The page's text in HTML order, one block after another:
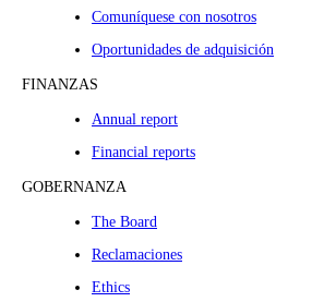
Comuníquese con nosotros
Oportunidades de adquisición​​​​‌ ‍ ​‍​‍‌‍ ‌ ​‍‌‍‍‌‌‍‌ ‌‍‍‌‌‍ ‍​‍​‍​ ‍‍​‍​‍‌ ​ ‌‍​‌‌‍ ‍‌‍‍‌‌ ‌​‌ ‍‌​‍ ‍‌‍‍‌‌‍ ​‍​‍​‍ ​​‍​‍‌‍‍​‌ ​‍‌‍‌‌‌‍‌‍​‍​‍​ ‍‍​‍​‍‌‍‍​‌ ‌​‌ ‌​‌ ​​‌ ​ ​ ‍‍​‍ ​‍ ‌ ​ ‌‍​‌‌‍ ‍‌‍‍‌‌ ‌​‌ ‍‌​‍ ‍‌‍​ ‌‍ ‌‍ ‍‌ ​ ‌‍‌‌‌ ​‍‌ ‌‍‌‍​‌‌ ‌​‌‍‍‌‌‍ ‌‍ ‍​‍ ‍‌‍ ‌ ​‍‌‍‌ ​‍ ‌‍ ‌‌‍​‌‌‍‍‌‌‍ ‍​‍ ‌‍‍‌‌‍ ‍‌ ‌​‌‍‌‌‌‍ ‍‌ ‌​​‍ ‌‍‌‌‌‍‌​‌‍‍‌‌ ‌​​‍ ‌‍ ‌‌‍ ‌‍‌​‌‍‌‌​ ‌‌ ​​‌ ​‍‌‍‌‌‌ ​ ‌‍‌‌‌‍ ‍‌ ‌​‌‍​‌‌ ‌​‌‍‍‌‌‍ ‌‍ ‍​ ‍ ‌‍‍‌‌‍‌​​ ‌​ ​‍​ ​‍​ ‌ ​ ‍​‌‍​‍​ ‍​​ ‌​‌‍​‍​‍ ‌‌‍‌‌​ ​‌​ ​ ​ ​​​‍ ‌​ ‌​​ ‌‍​ ‌‌‌‍‌‌​‍ ‌​ ‍‌​ ‌‍​ ‌​‌‍​ ​‍ ‌​ ‍​​ ‍​​ ‌ ​ ​​​ ‌​‌‍​ ​ ​‍‌‍​ ‌‍​‌‌‍‌‌​ ​ ‌‍​‌​ ‍ ‌ ‌​‌ ‍‌‌ ​​‌‍‌‌​ ‌‌‍‌​‌‍ ‌‍​ ‌ ‌‌‌‍ ‌‌‍‌‌‌‍ ‍‌ ‌​​‍ ‍‌ ​​‌‍​‌‌‍‌ ‌‍‌‌​ ‍ ‌ ​​‌‍​‌‌ ‌​‌‍‍​​ ‌‌‍​ ‌‍ ‌‍ ‍‌ ‌​‌‍‌‌‌‍ ‍‌ ‌​​‍‌‌​ ‌‌‌​​‍‌‌ ‌‍‍ ‌‍‌‌‌ ‍‌​‍‌‌​ ​ ‌​‌​​‍‌‌​ ​ ‌​‌​​‍‌‌​ ​‍​ ​‍‌‍​‌‌‍ ‍​ ‍‌‌‍ ‌‌ ​‍​ ​ ‌ ‌‌‌ ‌ ​ ‍​‌ ‍‍‌‍‌​​ ​ ​‍‌‌​ ​‍​ ​‍​‍‌‌​ ‌‌‌​‌​​‍ ‍‌ ‌​‌‍‍‌‌ ‌​‌‍ ​‌‍‌‌​ ‌‍​‍‌‍​‌‌ ​ ‌‍‌‌‌‌‌‌‌ ​‍‌‍ ​​ ‌‌‍‍​‌ ‌​‌ ‌​‌ ​​‌ ​ ​‍‌‌​ ​ ‌​​‌​‍‌‌​ ​‍‌​‌‍​‍‌‌​ ​‍‌​‌‍‌ ​ ‌‍​‌‌‍ ‍‌‍‍‌‌ ‌​‌ ‍‌​‍ ‍‌‍​ ‌‍ ‌‍ ‍‌ ​ ‌‍‌‌‌ ​‍‌ ‌‍‌‍​‌‌ ‌​‌‍‍‌‌‍ ‌‍ ‍​‍ ‍‌‍ ‌ ​‍‌‍‌ ​‍‌‍‌‍‍‌‌‍‌​​ ‌​ ​‍​ ​‍​ ‌ ​ ‍​‌‍​‍​ ‍​​ ‌​‌‍​‍​‍ ‌‌‍‌‌​ ​‌​ ​ ​ ​​​‍ ‌​ ‌​​ ‌‍​ ‌‌‌‍‌‌​‍ ‌​ ‍‌​ ‌‍​ ‌​‌‍​ ​‍ ‌​ ‍​​ ‍​​ ‌ ​ ​​​ ‌​‌‍​ ​ ​‍‌‍​ ‌‍​‌‌‍‌‌​ ​ ‌‍​‌​‍‌‍‌ ‌​‌ ‍‌‌ ​​‌‍‌‌​ ‌‌‍‌​‌‍ ‌‍​ ‌ ‌‌‌‍ ‌‌‍‌‌‌‍ ‍‌ ‌​​‍ ‍‌ ​​‌‍​‌‌‍‌ ‌‍‌‌​‍‌‍‌ ​​‌‍​‌‌ ‌​‌‍‍​​ ‌‌‍​ ‌‍ ‌‍ ‍‌ ‌​‌‍‌‌‌‍ ‍‌ ‌​​‍‌‌​ ‌‌‌​​‍‌‌ ‌‍‍ ‌‍‌‌‌ ‍‌​‍‌‌​ ​ ‌​‌​​‍‌‌​ ​ ‌​‌​​‍‌‌​ ​‍​ ​‍‌‍​‌‌‍ ‍​ ‍‌‌‍ ‌‌ ​‍​ ​ ‌ ‌‌‌ ‌ ​ ‍​‌ ‍‍‌‍‌​​ ​ ​‍‌‌​ ​‍​ ​‍​‍‌‌​ ‌‌‌​‌​​‍ ‍‌ ‌​‌‍‍‌‌ ‌​‌‍ ​‌‍‌‌​‍‌‍‌ ‌ ‌‍ ‌ ​‍‌‍‍ ‌ ​ ‌ ​​‌‍​‌‌‍​ ‌‍‌‌​ ‌‌‍ ‌‌‍​‌‌‍‍‌‌‍ ‍​‍‌‍‌ ​​‌‍‌‌‌ ​‍‌ ​ ‌ ​​‌‍‌‌‌‍​ ‌ ‌​‌‍‍‌‌ ‌‍‌‍‌‌​ ‌‌ ​​‌ ‌‌‌‍​‍‌‍ ​‌‍‍‌‌ ​ ‌‍‍​‌‍‌‌‌‍‌​​‍​‍‌ ‌
FINANZAS
Annual report
Financial reports
GOBERNANZA
The Board
Reclamaciones
Ethics